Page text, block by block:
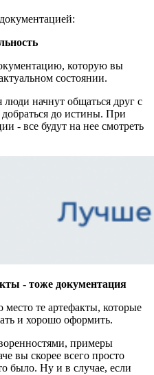
которую вы
состоянии.
начнут общаться друг с
до истины. При
- все будут на нее смотреть
- тоже документация
место те артефакты, которые
и хорошо оформить.
примеры
вы скорее всего просто
было. Ну и в случае, если